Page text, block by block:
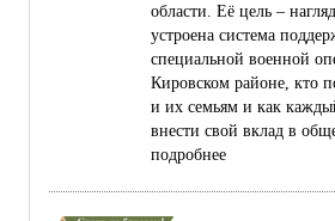
области. Её цель –
устроена система
специальной военной
Кировском районе, кто
и их семьям и как
внести свой вклад в
подробнее